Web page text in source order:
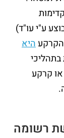
ע"י עו"ד)
הקרקעהיא
או קרקע
רשומה